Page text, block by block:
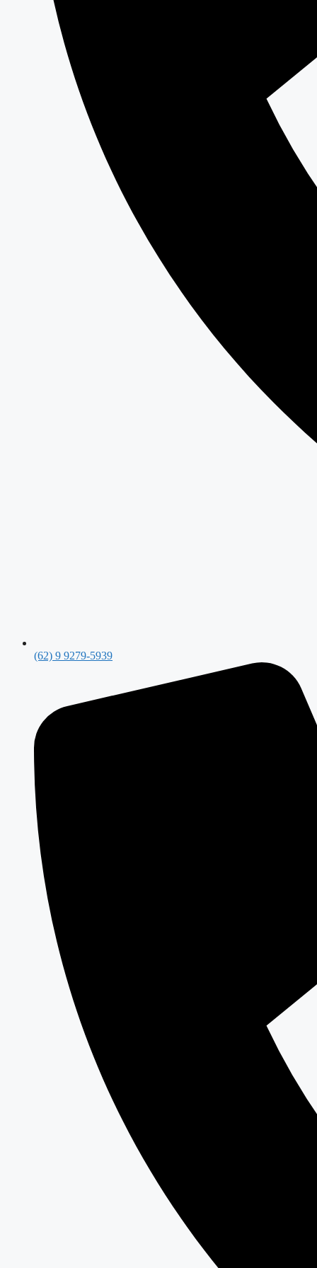
(62) 9 9279-5939